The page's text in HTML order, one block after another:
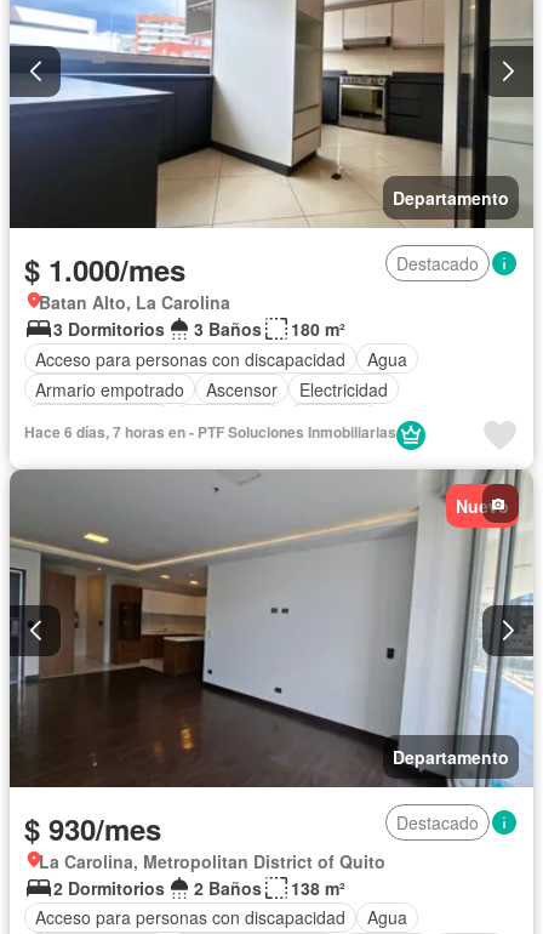
Departamento
$ 1.000/mes
Destacado
Batan Alto, La Carolina
3 Dormitorios
3 Baños
180 m²
Acceso para personas con discapacidad
Agua
Armario empotrado
Ascensor
Electricidad
Sauna
Hace 6 días, 7 horas en - PTF Soluciones Inmobiliarias
Nuevo
Departamento
$ 930/mes
Destacado
La Carolina, Metropolitan District of Quito
2 Dormitorios
2 Baños
138 m²
Acceso para personas con discapacidad
Agua